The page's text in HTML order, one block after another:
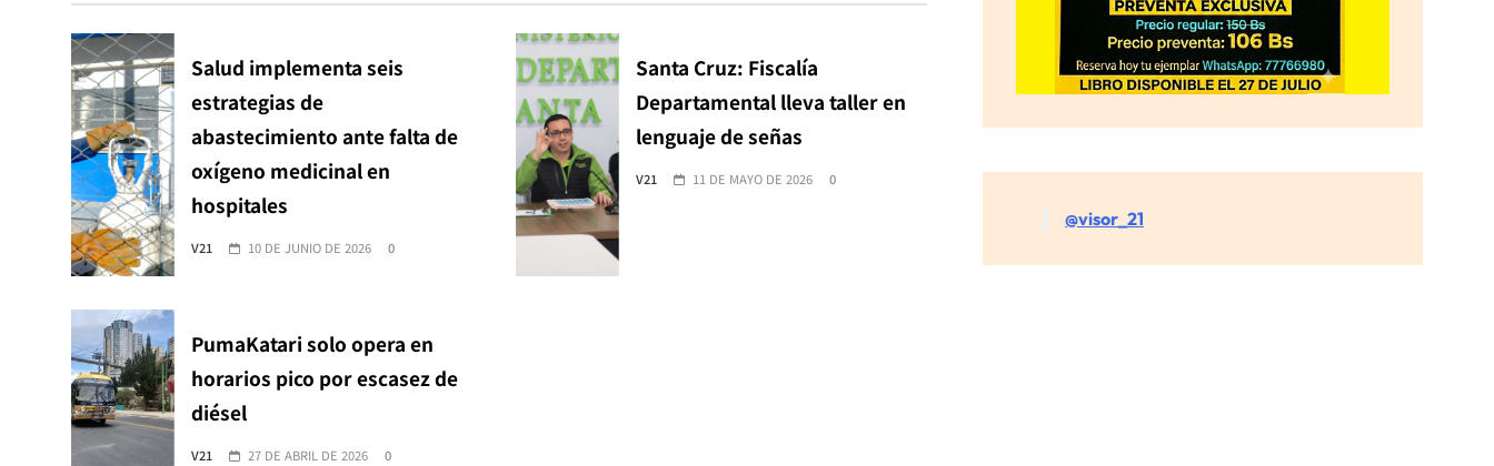
Salud implementa seis
estrategias de
abastecimiento ante falta de
oxígeno medicinal en
hospitales
V21 10 DE JUNIO DE 2026 0
Santa Cruz: Fiscalía
Departamental lleva taller en
lenguaje de señas
V21 11 DE MAYO DE 2026 0
PumaKatari solo opera en
horarios pico por escasez de
diésel
V21 27 DE ABRIL DE 2026 0
@visor_21